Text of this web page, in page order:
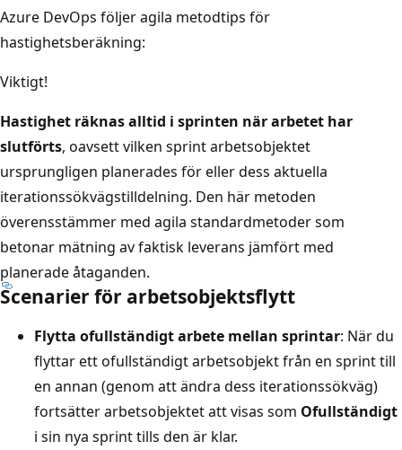
Azure DevOps följer agila metodtips för
hastighetsberäkning:
Viktigt!
Hastighet räknas alltid i sprinten när arbetet har
slutförts, oavsett vilken sprint arbetsobjektet
ursprungligen planerades för eller dess aktuella
iterationssökvägstilldelning. Den här metoden
överensstämmer med agila standardmetoder som
betonar mätning av faktisk leverans jämfört med
planerade åtaganden.
Scenarier för arbetsobjektsflytt
Flytta ofullständigt arbete mellan sprintar: När du
flyttar ett ofullständigt arbetsobjekt från en sprint till
en annan (genom att ändra dess iterationssökväg)
fortsätter arbetsobjektet att visas som Ofullständigt
i sin nya sprint tills den är klar.